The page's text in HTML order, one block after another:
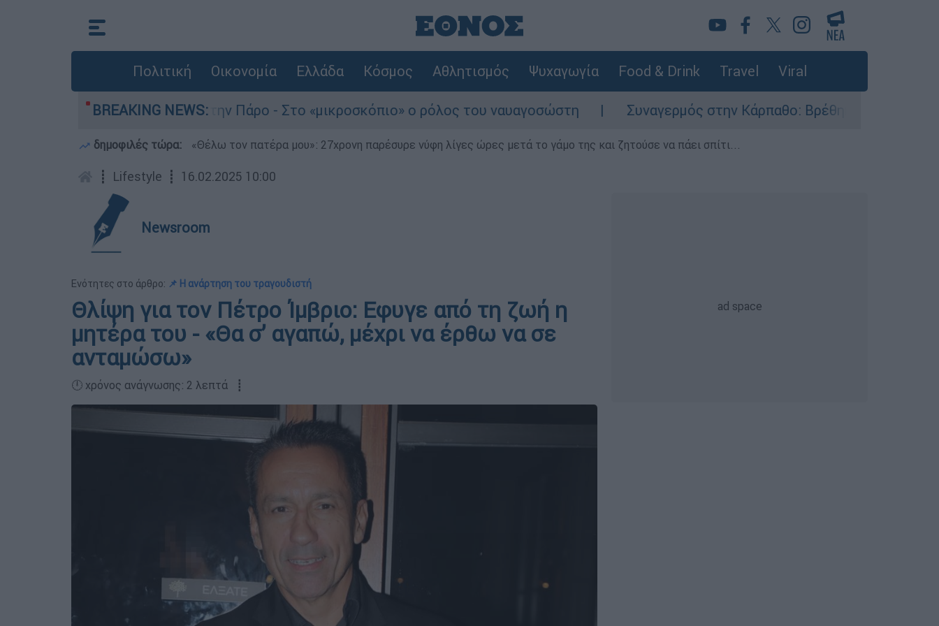
Πολιτική Οικονομία Ελλάδα Κόσμος Αθλητισμός Ψυχαγωγία Food & Drink Travel Viral
BREAKING NEWS:
θάνατο του 4χρονου στην Πάρο - Στο «μικροσκόπιο» ο ρόλος του ναυαγοσώστη Συναγερμός στην Κάρπαθο: Βρέθηκαν παλιά
δημοφιλές τώρα: «Θέλω τον πατέρα μου»: 27χρονη παρέσυρε νύφη λίγες ώρες μετά το γάμο της και ζητούσε να πάει σπίτι...
┋ Lifestyle ┋ 16.02.2025 10:00
Newsroom
Ενότητες στο άρθρο: 📌 Η ανάρτηση του τραγουδιστή
Θλίψη για τον Πέτρο Ίμβριο: Εφυγε από τη ζωή η
μητέρα του - «Θα σ’ αγαπώ, μέχρι να έρθω να σε
ανταμώσω»
🕛 χρόνος ανάγνωσης: 2 λεπτά ┋